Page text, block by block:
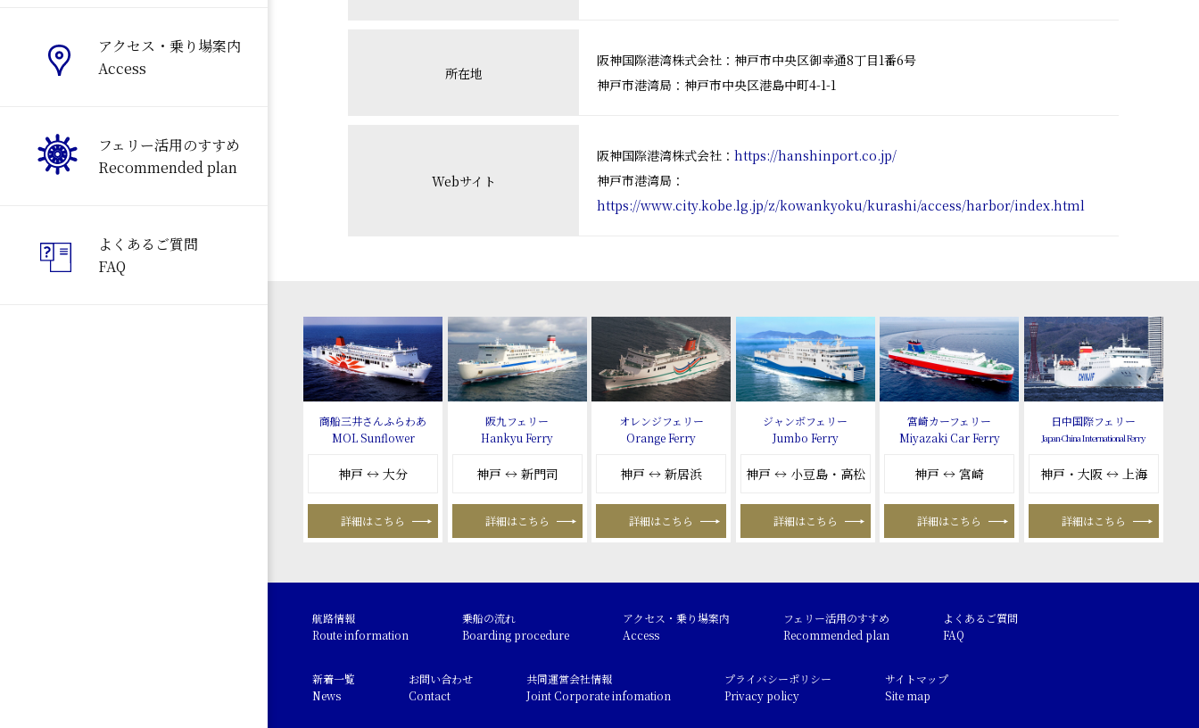
アクセス・乗り場案内
Access
フェリー活用のすすめ
Recommended plan
よくあるご質問
FAQ
所在地
阪神国際港湾株式会社：神戸市中央区御幸通8丁目1番6号
神戸市港湾局：神戸市中央区港島中町4-1-1
Webサイト
阪神国際港湾株式会社：https://hanshinport.co.jp/
神戸市港湾局：
https://www.city.kobe.lg.jp/z/kowankyoku/kurashi/access/harbor/index.html
商船三井さんふらわあ
MOL Sunflower
神戸 ↔ 大分
詳細はこちら
阪九フェリー
Hankyu Ferry
神戸 ↔ 新門司
詳細はこちら
オレンジフェリー
Orange Ferry
神戸 ↔ 新居浜
詳細はこちら
ジャンボフェリー
Jumbo Ferry
神戸 ↔ 小豆島・高松
詳細はこちら
宮崎カーフェリー
Miyazaki Car Ferry
神戸 ↔ 宮崎
詳細はこちら
日中国際フェリー
Japan-China International Ferry
神戸・大阪 ↔ 上海
詳細はこちら
航路情報
Route information
乗船の流れ
Boarding procedure
アクセス・乗り場案内
Access
フェリー活用のすすめ
Recommended plan
よくあるご質問
FAQ
新着一覧
News
お問い合わせ
Contact
共同運営会社情報
Joint Corporate infomation
プライバシーポリシー
Privacy policy
サイトマップ
Site map